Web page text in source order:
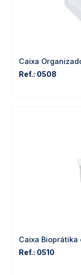
Caixa
Ref.: 0508
Caixa Bioprátika
Ref.: 0510